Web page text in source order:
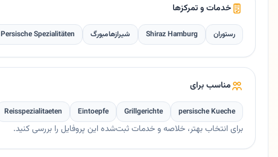
خدمات و تمرکزها
رستوران Shiraz Hamburg شیرازهامبورگ Spezialitäten
مناسب برای
persische Kueche
Grillgerichte
Eintoepfe
Reisspezialitaeten
برای انتخاب بهتر، خلاصه و خدمات ثبت‌شده این پروفایل را بررسی کنید.